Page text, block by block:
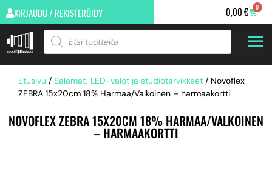
KIRJAUDU / REKISTERÖIDY 0,00€ 0
Etusivu / Salamat, LED-valot ja studiotarvikkeet / Novoflex
ZEBRA 15x20cm 18% Harmaa/Valkoinen – harmaakortti
NOVOFLEX ZEBRA 15X20CM 18% HARMAA/VALKOINEN
– HARMAAKORTTI